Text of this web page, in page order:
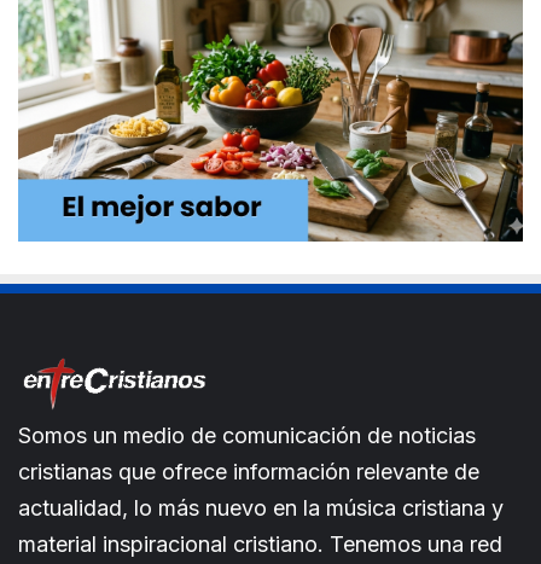
Somos un medio de comunicación de noticias
cristianas que ofrece información relevante de
actualidad, lo más nuevo en la música cristiana y
material inspiracional cristiano. Tenemos una red